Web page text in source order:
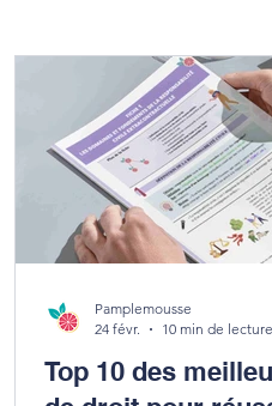
Top 10 des
Pamplemousse
24 févr.
10 min de lecture